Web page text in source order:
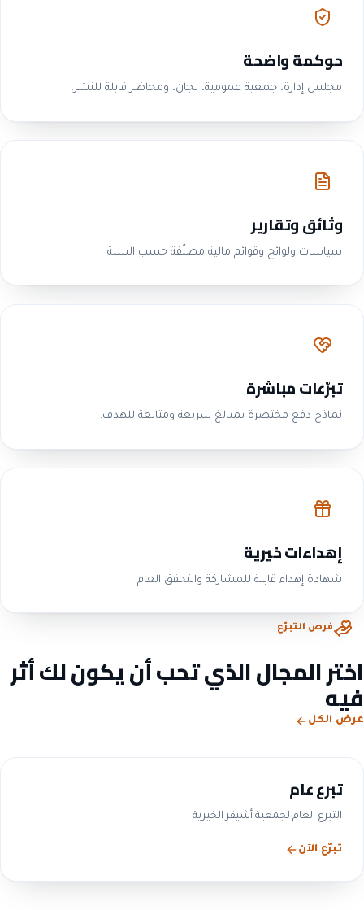
حوكمة واضحة
مجلس إدارة، جمعية عمومية، لجان، ومحاضر قابلة للنشر.
وثائق وتقارير
سياسات ولوائح وقوائم مالية مصنّفة حسب السنة.
تبرّعات مباشرة
نماذج دفع مختصرة بمبالغ سريعة ومتابعة للهدف.
إهداءات خيرية
شهادة إهداء قابلة للمشاركة والتحقق العام.
فرص التبرّع
اختر المجال الذي تحب أن يكون لك أثر
فيه
عرض الكل
تبرع عام
التبرع العام لجمعية أشيقر الخيرية
تبرّع الآن